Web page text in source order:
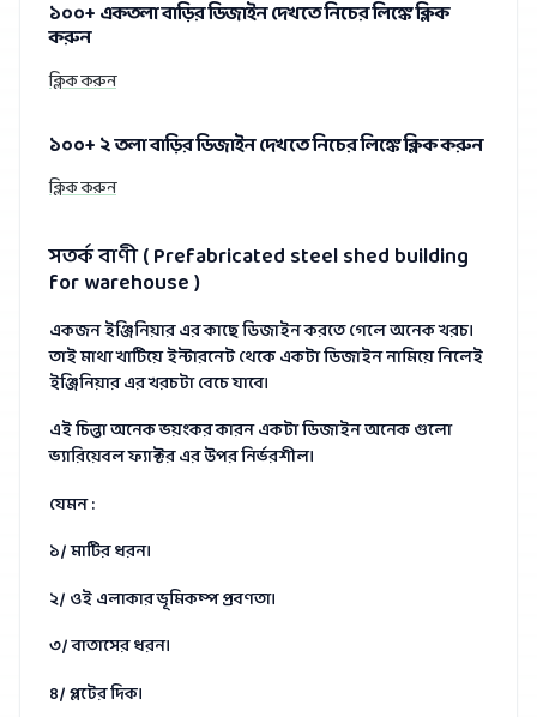
১০০+ একতলা বাড়ির ডিজাইন দেখতে নিচের লিঙ্কে ক্লিক
করুন
ক্লিক করুন
১০০+ ২ তলা বাড়ির ডিজাইন দেখতে নিচের লিঙ্কে ক্লিক করুন
ক্লিক করুন
সতর্ক বাণী ( Prefabricated steel shed building
for warehouse )
একজন ইঞ্জিনিয়ার এর কাছে ডিজাইন করতে গেলে অনেক খরচ।
তাই মাথা খাটিয়ে ইন্টারনেট থেকে একটা ডিজাইন নামিয়ে নিলেই
ইঞ্জিনিয়ার এর খরচটা বেচে যাবে।
এই চিন্তা অনেক ভয়ংকর কারন একটা ডিজাইন অনেক গুলো
ভ্যারিয়েবল ফ্যাক্টর এর উপর নির্ভরশীল।
যেমন :
১/ মাটির ধরন।
২/ ওই এলাকার ভূমিকম্প প্রবণতা।
৩/ বাতাসের ধরন।
৪/ প্লটের দিক।